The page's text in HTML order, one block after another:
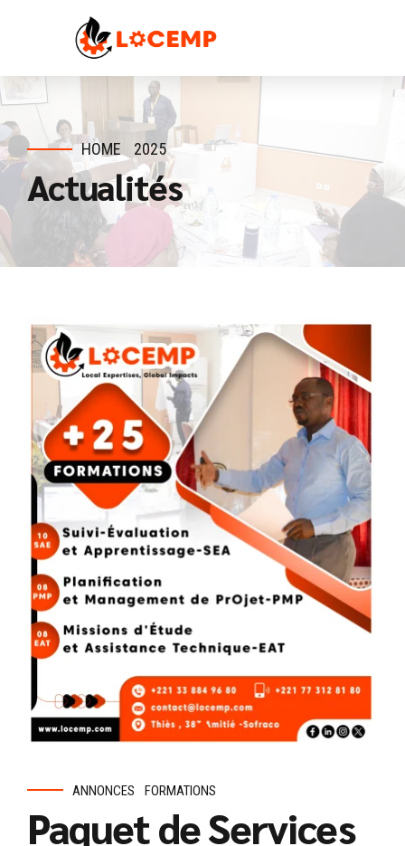
HOME 2025
Actualités
ANNONCES FORMATIONS
Paquet de Services